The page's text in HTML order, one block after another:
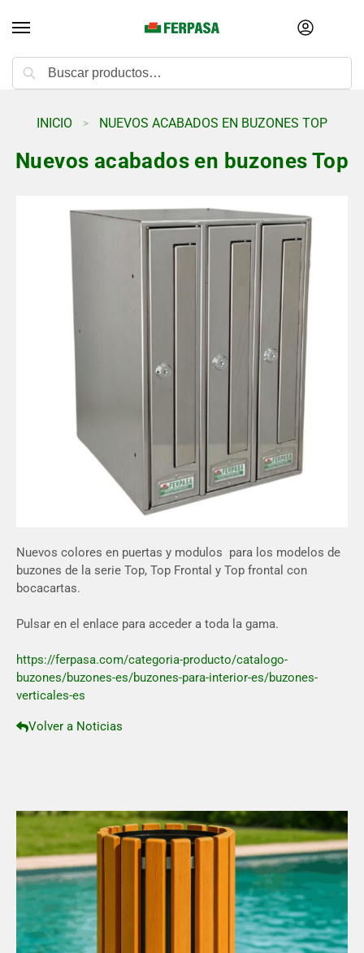
INICIO > NUEVOS ACABADOS EN BUZONES TOP
Nuevos acabados en buzones Top
Nuevos colores en puertas y modulos para los modelos de
buzones de la serie Top, Top Frontal y Top frontal con
bocacartas.
Pulsar en el enlace para acceder a toda la gama.
https://ferpasa.com/categoria-producto/catalogo-
buzones/buzones-es/buzones-para-interior-es/buzones-
verticales-es
Volver a Noticias